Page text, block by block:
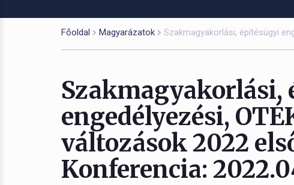
Főoldal Magyarázatok Szakmagyakorlási, építésügyi
Szakmagyakorlási,
engedélyezési,
változások 2022
Konferencia: